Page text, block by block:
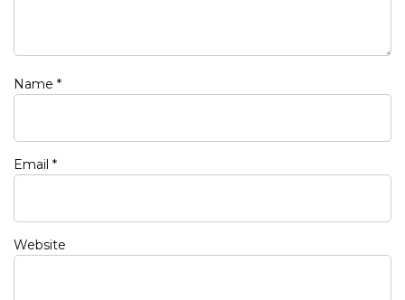
Name *
Email *
Website